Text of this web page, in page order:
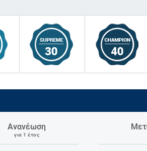
Ανανέωση
για 1 έτος